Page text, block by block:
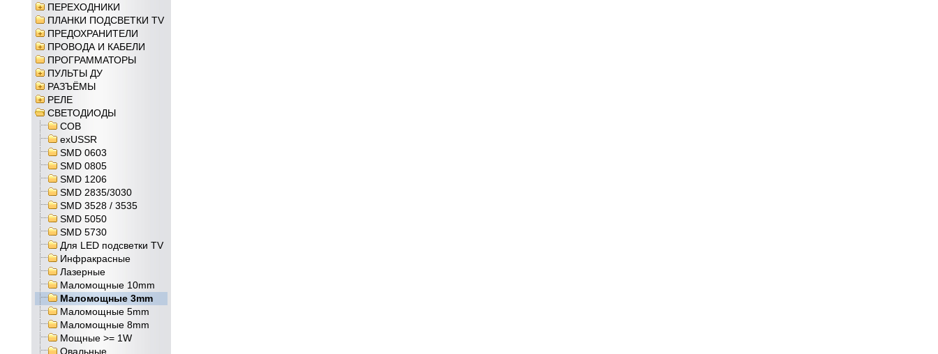
ПЕРЕХОДНИКИ
ПЛАНКИ ПОДСВЕТКИ TV
ПРЕДОХРАНИТЕЛИ
ПРОВОДА И КАБЕЛИ
ПРОГРАММАТОРЫ
ПУЛЬТЫ ДУ
РАЗЪЁМЫ
РЕЛЕ
СВЕТОДИОДЫ
COB
exUSSR
SMD 0603
SMD 0805
SMD 1206
SMD 2835/3030
SMD 3528 / 3535
SMD 5050
SMD 5730
Для LED подсветки TV
Инфракрасные
Лазерные
Маломощные 10mm
Маломощные 3mm
Маломощные 5mm
Маломощные 8mm
Мощные >= 1W
Овальные